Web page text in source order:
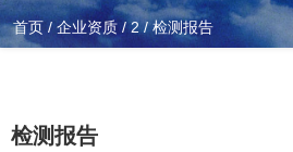
首页 / 企业资质 /2 /检测报告
检测报告